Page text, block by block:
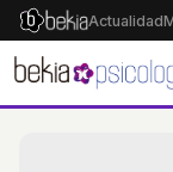
Actualidad